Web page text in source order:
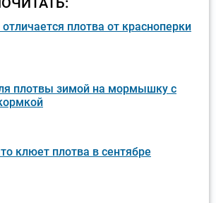
плотва от красноперки
плотвы зимой на мормышку с
клюет плотва в сентябре